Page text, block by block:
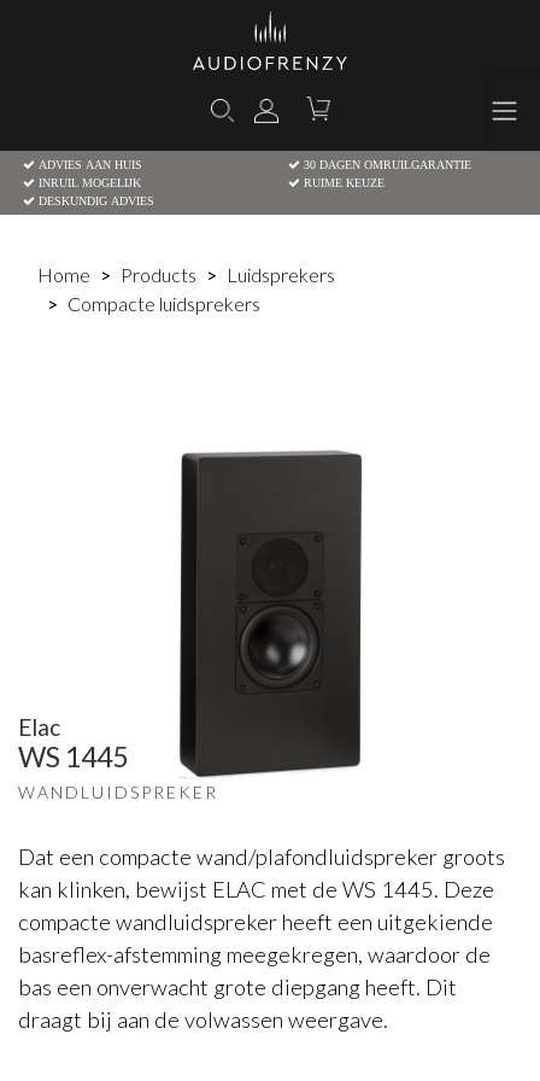
ADVIES AAN HUIS
30 DAGEN OMRUILGARANTIE
INRUIL MOGELIJK
RUIME KEUZE
DESKUNDIG ADVIES
Home Products
Luidsprekers
Compacte luidsprekers
Elac
WS 1445
WANDLUIDSPREKER
Dat een compacte wand/plafondluidspreker groots
kan klinken, bewijst ELAC met de WS 1445. Deze
compacte wandluidspreker heeft een uitgekiende
basreflex-afstemming meegekregen, waardoor de
bas een onverwacht grote diepgang heeft. Dit
draagt bij aan de volwassen weergave.